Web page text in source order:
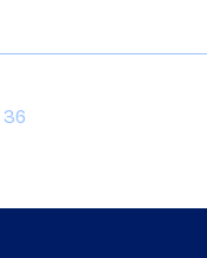
36